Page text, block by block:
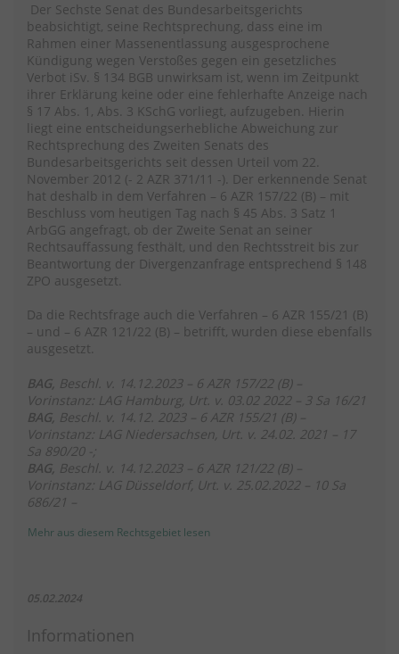
Der Sechste Senat des Bundesarbeitsgerichts
beabsichtigt, seine Rechtsprechung, dass eine im
Rahmen einer Massenentlassung ausgesprochene
Kündigung wegen Verstoßes gegen ein gesetzliches
Verbot iSv. § 134 BGB unwirksam ist, wenn im Zeitpunkt
ihrer Erklärung keine oder eine fehlerhafte Anzeige nach
§ 17 Abs. 1, Abs. 3 KSchG vorliegt, aufzugeben. Hierin
liegt eine entscheidungserhebliche Abweichung zur
Rechtsprechung des Zweiten Senats des
Bundesarbeitsgerichts seit dessen Urteil vom 22.
November 2012 (- 2 AZR 371/11 -). Der erkennende Senat
hat deshalb in dem Verfahren – 6 AZR 157/22 (B) – mit
Beschluss vom heutigen Tag nach § 45 Abs. 3 Satz 1
ArbGG angefragt, ob der Zweite Senat an seiner
Rechtsauffassung festhält, und den Rechtsstreit bis zur
Beantwortung der Divergenzanfrage entsprechend § 148
ZPO ausgesetzt.
Da die Rechtsfrage auch die Verfahren – 6 AZR 155/21 (B)
– und – 6 AZR 121/22 (B) – betrifft, wurden diese ebenfalls
ausgesetzt.
BAG, Beschl. v. 14.12.2023 – 6 AZR 157/22 (B) –
Vorinstanz: LAG Hamburg, Urt. v. 03.02 2022 – 3 Sa 16/21
BAG, Beschl. v. 14.12. 2023 – 6 AZR 155/21 (B) –
Vorinstanz: LAG Niedersachsen, Urt. v. 24.02. 2021 – 17
Sa 890/20 -;
BAG, Beschl. v. 14.12.2023 – 6 AZR 121/22 (B) –
Vorinstanz: LAG Düsseldorf, Urt. v. 25.02.2022 – 10 Sa
686/21 –
Mehr aus diesem Rechtsgebiet lesen
05.02.2024
Informationen